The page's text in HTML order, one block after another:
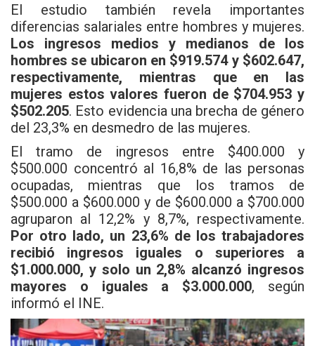
El estudio también revela importantes
diferencias salariales entre hombres y mujeres.
Los ingresos medios y medianos de los
hombres se ubicaron en $919.574 y $602.647,
respectivamente, mientras que en las
mujeres estos valores fueron de $704.953 y
$502.205. Esto evidencia una brecha de género
del 23,3% en desmedro de las mujeres.
El tramo de ingresos entre $400.000 y
$500.000 concentró al 16,8% de las personas
ocupadas, mientras que los tramos de
$500.000 a $600.000 y de $600.000 a $700.000
agruparon al 12,2% y 8,7%, respectivamente.
Por otro lado, un 23,6% de los trabajadores
recibió ingresos iguales o superiores a
$1.000.000, y solo un 2,8% alcanzó ingresos
mayores o iguales a $3.000.000, según
informó el INE.